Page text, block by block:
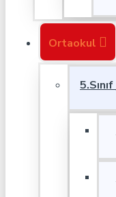
Ortaokul
5.Sınıf